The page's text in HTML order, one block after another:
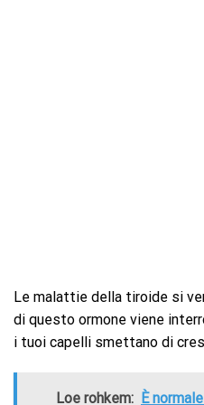
Le malattie della tiroide si
di questo ormone viene
i tuoi capelli smettano di
Loe rohkem: È